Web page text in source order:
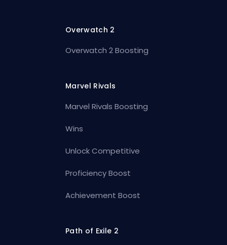
Overwatch 2
Overwatch 2 Boosting
Marvel Rivals
Marvel Rivals Boosting
Wins
Unlock Competitive
Proficiency Boost
Achievement Boost
Path of Exile 2